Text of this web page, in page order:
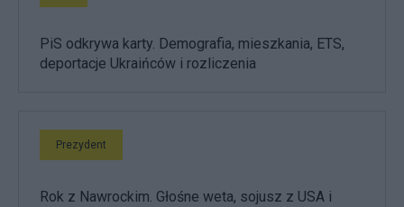
PiS odkrywa karty. Demografia, mieszkania, ETS,
deportacje Ukraińców i rozliczenia
Prezydent
Rok z Nawrockim. Głośne weta, sojusz z USA i